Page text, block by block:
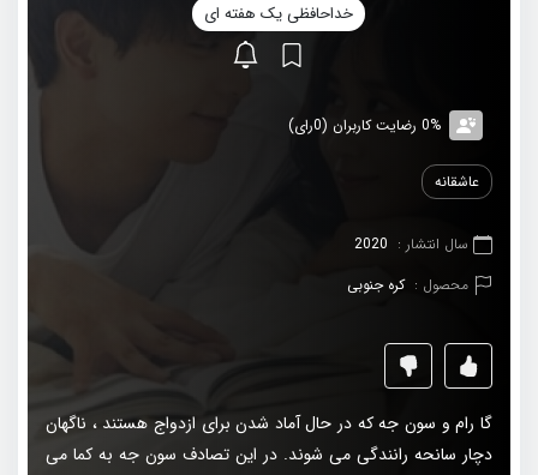
خداحافظی یک هفته ای
0% رضایت کاربران (0رای)
عاشقانه
سال انتشار : 2020
محصول : کره جنوبی
گا رام و سون جه که در حال آماد شدن برای ازدواج هستند ، ناگهان
دچار سانحه رانندگی می شوند. در این تصادف سون جه به کما می